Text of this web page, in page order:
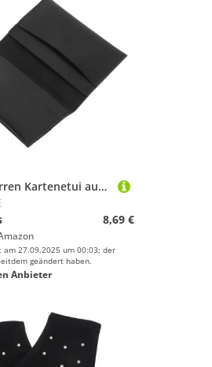
SAFIGLE Herren Kartenetui aus Langlebigem Pu-Material Schlanker Geldclip Geldbörse mit Mehreren Fächern Kompakte Portemonnaie für Bankkarten Visitenkarten und Bargeld für Büro und Reisen
8,69 €
27.09.2025 um 00:03; der
geändert haben.
Anbieter